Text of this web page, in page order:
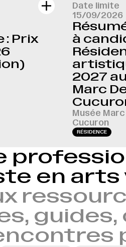
Prix
Date limite
15/09/2026
à
2027
Marc
Musée
Cucuron
RÉSIDENCE
en arts
guides,